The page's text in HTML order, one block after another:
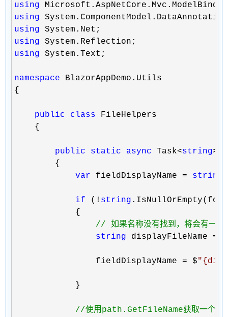
using
using
using
using
using System.Text;
namespace BlazorAppDemo.Utils
{
public class FileHelpers
    {
public static async Task<string>
        {
var fieldDisplayName = string
if (! string
            {
//
如果名称没有找到，将会有一
string displayFileName =
                fieldDisplayName
= $"
            }
//使用path.GetFileName获取一个带